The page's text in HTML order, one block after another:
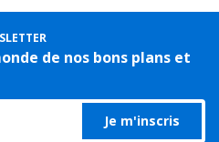
EN AW 6060-T6
de nos bons plans et
Je m'inscris